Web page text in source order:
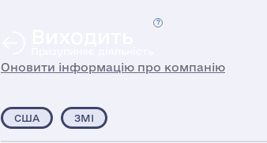
Оновити інформацію про компанію
США ЗМІ